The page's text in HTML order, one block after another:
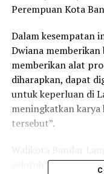
Perempuan Kota
Dalam kesempatan
Dwiana
memberikan alat
diharapkan, dapat
untuk keperluan di
meningkatkan karya
tersebut”.
seluruh warga